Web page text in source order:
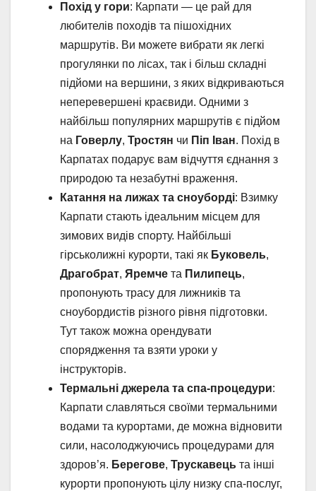
Похід у гори: Карпати — це рай для
любителів походів та пішохідних
маршрутів. Ви можете вибрати як легкі
прогулянки по лісах, так і більш складні
підйоми на вершини, з яких відкриваються
неперевершені краєвиди. Одними з
найбільш популярних маршрутів є підйом
на Говерлу, Тростян чи Піп Іван. Похід в
Карпатах подарує вам відчуття єднання з
природою та незабутні враження.
Катання на лижах та сноуборді: Взимку
Карпати стають ідеальним місцем для
зимових видів спорту. Найбільші
гірськолижні курорти, такі як Буковель,
Драгобрат, Яремче та Пилипець,
пропонують трасу для лижників та
сноубордистів різного рівня підготовки.
Тут також можна орендувати
спорядження та взяти уроки у
інструкторів.
Термальні джерела та спа-процедури:
Карпати славляться своїми термальними
водами та курортами, де можна відновити
сили, насолоджуючись процедурами для
здоров’я. Берегове, Трускавець та інші
курорти пропонують цілу низку спа-послуг,